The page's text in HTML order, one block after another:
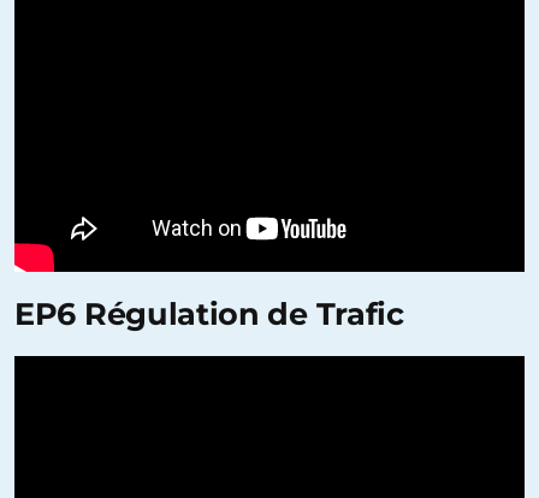
EP6 Régulation de Trafic